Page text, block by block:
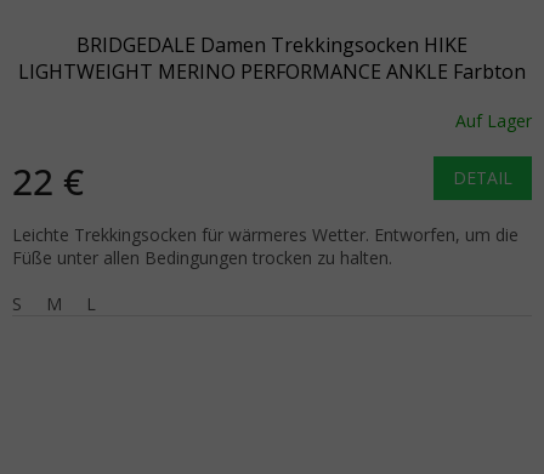
BRIDGEDALE Damen Trekkingsocken HIKE
LIGHTWEIGHT MERINO PERFORMANCE ANKLE Farbton
Auf Lager
22 € DETAIL
Leichte Trekkingsocken für wärmeres Wetter. Entworfen, um die
Füße unter allen Bedingungen trocken zu halten.
S
M L